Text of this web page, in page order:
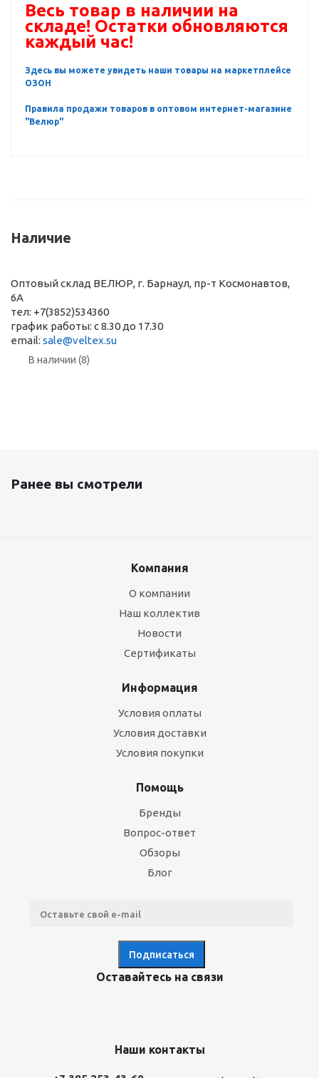
Весь товар в наличии на
складе! Остатки обновляются
каждый час!
Здесь вы можете увидеть наши товары на маркетплейсе
ОЗОН
Правила продажи товаров в оптовом интернет-магазине
"Велюр"
Наличие
Оптовый склад ВЕЛЮР, г. Барнаул, пр-т Космонавтов,
6А
тел: +7(3852)534360
график работы: с 8.30 до 17.30
email: sale@veltex.su
В наличии (8)
Ранее вы смотрели
Компания
О компании
Наш коллектив
Новости
Сертификаты
Информация
Условия оплаты
Условия доставки
Условия покупки
Помощь
Бренды
Вопрос-ответ
Обзоры
Блог
Оставайтесь на связи
Наши контакты